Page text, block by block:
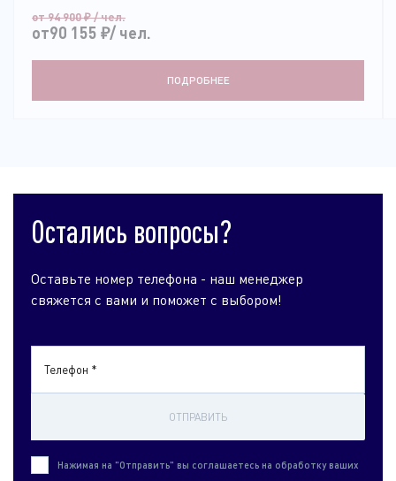
от 94 900₽/ чел.
от90 155 ₽/ чел.
ПОДРОБНЕЕ
Остались вопросы?
Оставьте номер телефона - наш менеджер
свяжется с вами и поможет с выбором!
Телефон *
ОТПРАВИТЬ
Нажимая на "Отправить" вы соглашаетесь на обработку ваших